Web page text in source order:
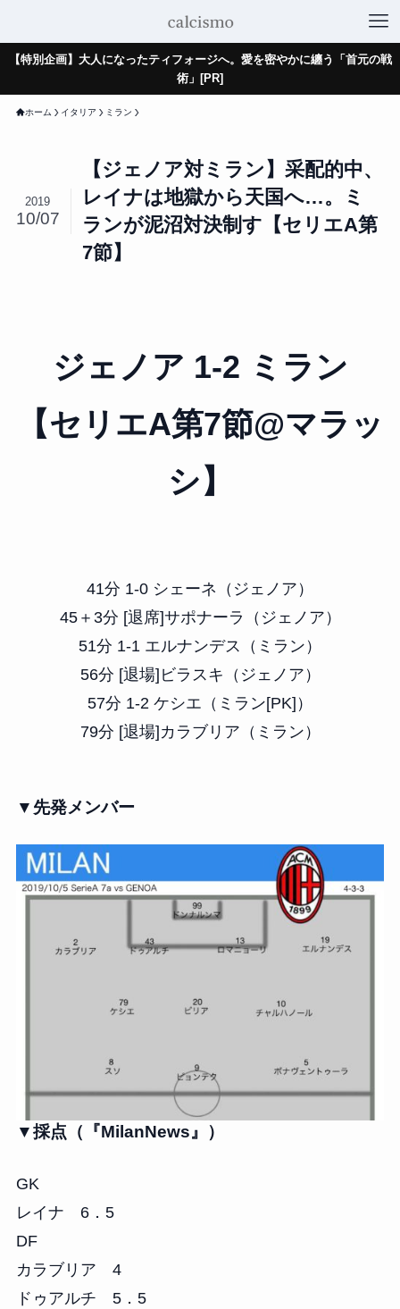
【特別企画】大人になったティフォージへ。愛を密やかに纏う「首元の戦
術」[PR]
ホーム イタリア ミラン
【ジェノア対ミラン】采配的中、
レイナは地獄から天国へ…。ミ
ランが泥沼対決制す【セリエA第
7節】
2019
10/07
ジェノア 1-2 ミラン
【セリエA第7節@マラッ
シ】
41分 1-0 シェーネ（ジェノア）
45＋3分 [退席]サポナーラ（ジェノア）
51分 1-1 エルナンデス（ミラン）
56分 [退場]ビラスキ（ジェノア）
57分 1-2 ケシエ（ミラン[PK]）
79分 [退場]カラブリア（ミラン）
▼先発メンバー
▼採点（『MilanNews』）
GK
レイナ 6．5
DF
カラブリア 4
ドゥアルチ 5．5